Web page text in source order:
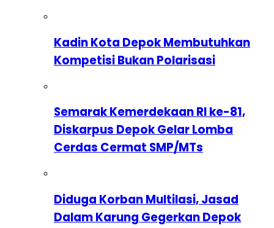
Kadin Kota Depok Membutuhkan
Kompetisi Bukan Polarisasi
Semarak Kemerdekaan RI ke-81,
Diskarpus Depok Gelar Lomba
Cerdas Cermat SMP/MTs
Diduga Korban Multilasi, Jasad
Dalam Karung Gegerkan Depok